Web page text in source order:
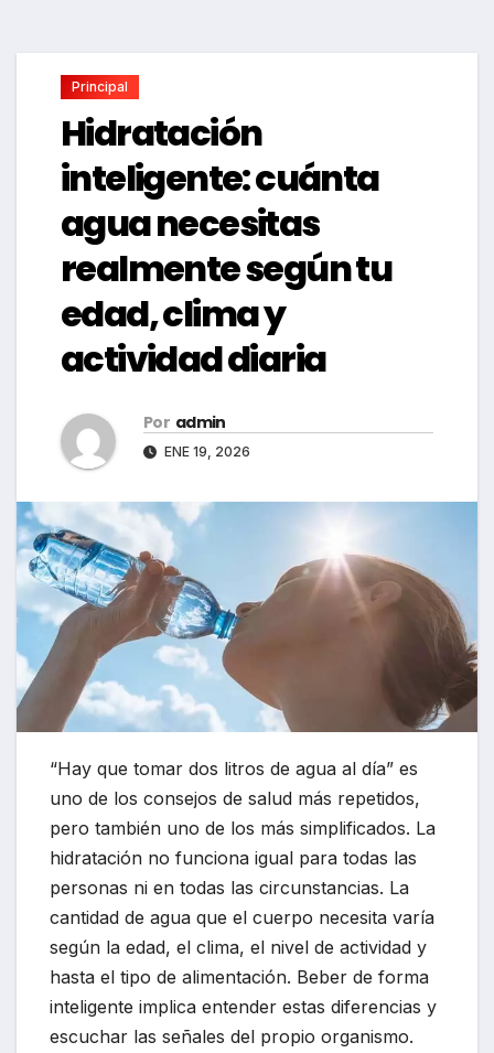
Principal
Hidratación
inteligente: cuánta
agua necesitas
realmente según tu
edad, clima y
actividad diaria
Por admin
ENE 19, 2026
“Hay que tomar dos litros de agua al día” es
uno de los consejos de salud más repetidos,
pero también uno de los más simplificados. La
hidratación no funciona igual para todas las
personas ni en todas las circunstancias. La
cantidad de agua que el cuerpo necesita varía
según la edad, el clima, el nivel de actividad y
hasta el tipo de alimentación. Beber de forma
inteligente implica entender estas diferencias y
escuchar las señales del propio organismo.